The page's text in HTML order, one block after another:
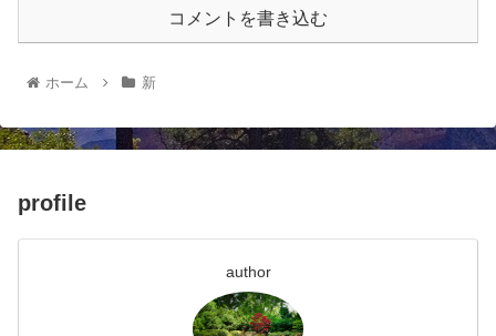
コメントを書き込む
ホーム 新
profile
author